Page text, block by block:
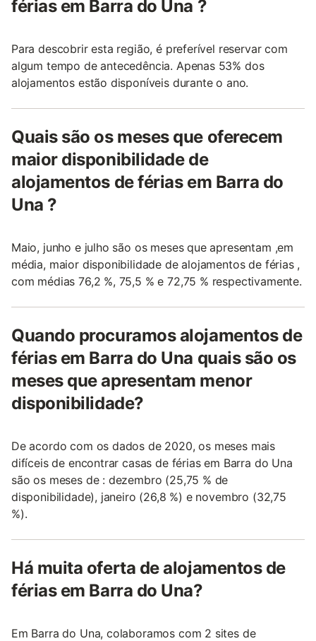
férias em Barra do Una ?
Para descobrir esta região, é preferível reservar com
algum tempo de antecedência. Apenas 53% dos
alojamentos estão disponíveis durante o ano.
Quais são os meses que oferecem
maior disponibilidade de
alojamentos de férias em Barra do
Una ?
Maio, junho e julho são os meses que apresentam ,em
média, maior disponibilidade de alojamentos de férias ,
com médias 76,2 %, 75,5 % e 72,75 % respectivamente.
Quando procuramos alojamentos de
férias em Barra do Una quais são os
meses que apresentam menor
disponibilidade?
De acordo com os dados de 2020, os meses mais
difíceis de encontrar casas de férias em Barra do Una
são os meses de : dezembro (25,75 % de
disponibilidade), janeiro (26,8 %) e novembro (32,75
%).
Há muita oferta de alojamentos de
férias em Barra do Una?
Em Barra do Una, colaboramos com 2 sites de